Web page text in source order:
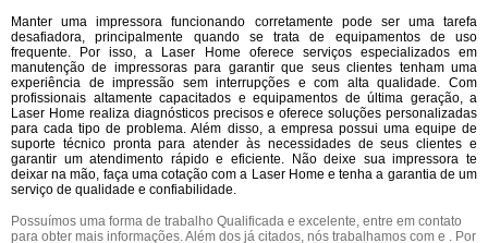
Manter uma impressora funcionando corretamente pode ser uma tarefa
desafiadora, principalmente quando se trata de equipamentos de uso
frequente. Por isso, a Laser Home oferece serviços especializados em
manutenção de impressoras para garantir que seus clientes tenham uma
experiência de impressão sem interrupções e com alta qualidade. Com
profissionais altamente capacitados e equipamentos de última geração, a
Laser Home realiza diagnósticos precisos e oferece soluções personalizadas
para cada tipo de problema. Além disso, a empresa possui uma equipe de
suporte técnico pronta para atender às necessidades de seus clientes e
garantir um atendimento rápido e eficiente. Não deixe sua impressora te
deixar na mão, faça uma cotação com a Laser Home e tenha a garantia de um
serviço de qualidade e confiabilidade.
Possuímos uma forma de trabalho Qualificada e excelente, entre em contato
para obter mais informações. Além dos já citados, nós trabalhamos com e . Por